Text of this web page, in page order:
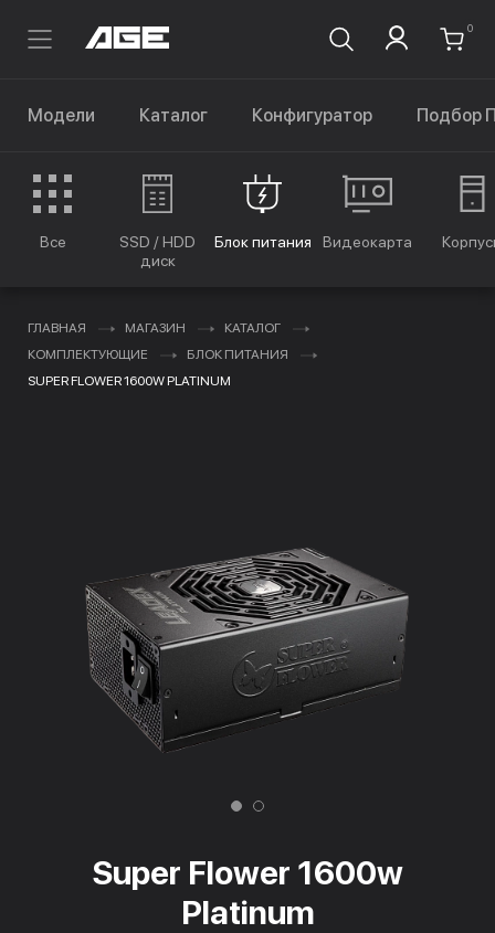
0
Модели Каталог Конфигуратор Подбор
Все
SSD / HDD
диск
Блок питания Видеокарта
ГЛАВНАЯ МАГАЗИН
КАТАЛОГ
КОМПЛЕКТУЮЩИЕ
БЛОК ПИТАНИЯ
SUPER FLOWER 1600W PLATINUM
Super Flower 1600w
Platinum